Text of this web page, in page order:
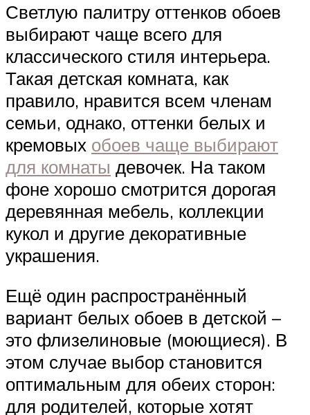
Светлую палитру оттенков обоев
выбирают чаще всего для
классического стиля интерьера.
Такая детская комната, как
правило, нравится всем членам
семьи, однако, оттенки белых и
кремовых обоев чаще выбирают
для комнаты девочек. На таком
фоне хорошо смотрится дорогая
деревянная мебель, коллекции
кукол и другие декоративные
украшения.
Ещё один распространённый
вариант белых обоев в детской –
это флизелиновые (моющиеся). В
этом случае выбор становится
оптимальным для обеих сторон:
для родителей, которые хотят